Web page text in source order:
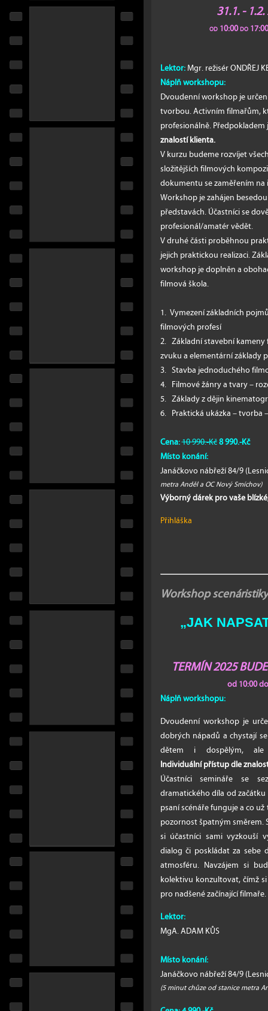
31.1. -
od 10:00 do
Lektor:Mgr. režisér ONDŘEJ
Náplň workshopu:
Dvoudenní workshop je
tvorbou. Activním filmařům,
profesionálně.
znalostí klienta.
V kurzu budeme rozvíjet
složitějších filmových
dokumentu se zaměřením
Workshop je zahájen
představách. Účastníci se
profesionál/amatér vědět.
V druhé části proběhnou
jejich praktickou realizaci.
workshop je doplněn a
filmová škola.
1. Vymezení základních
filmových profesí
2. Základní stavební kameny
zvuku a elementární základy
3. Stavba jednoduchého
4. Filmové žánry a tvary –
5. Základy z dějin
6. Praktická ukázka – tvorba
Cena:10 990.-Kč8 990.-Kč
Místo konání:
Janáčkovo nábřeží 84/9
metra Anděl a OC Nový Smíchov)
Výborný dárek pro vaše
Přihláška
Workshop
„JAK
TERMÍN 2025
od 10:00
Náplň workshopu:
Dvoudenní workshop je
dobrých nápadů a chystají
dětem i dospělým,
Individuální přístup dle
Účastníci semináře se
dramatického díla od
psaní scénáře funguje a co
pozornost špatným směrem.
si účastníci sami vyzkouší
dialog či poskládat za sebe
atmosféru. Navzájem si
kolektivu konzultovat, čímž
pro nadšené začínající filmaře.
Lektor:
MgA. ADAM KŮS
Místo konání:
Janáčkovo nábřeží 84/9
(5 minut chůze od stanice metra